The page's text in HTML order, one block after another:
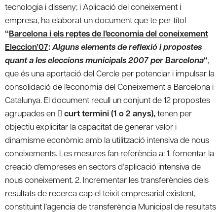
tecnologia i disseny; i Aplicació del coneixement i
empresa, ha elaborat un document que te per títol
“Barcelona i els reptes de l’economia del coneixement
Eleccion’07:Alguns elements de reflexió i propostes
quant a les eleccions municipals 2007 per Barcelona“,
que és una aportació del Cercle per potenciar i impulsar la
consolidació de l’economia del Coneixement a Barcelona i
Catalunya. El document recull un conjunt de 12 propostes
agrupades en  curt termini (1 o 2 anys),tenen per
objectiu explicitar la capacitat de generar valor i
dinamisme econòmic amb la utilització intensiva de nous
coneixements. Les mesures fan referència a:1. fomentar la
creació d’empreses en sectors d’aplicació intensiva de
nous coneixement. 2. Incrementar les transferències dels
resultats de recerca cap el teixit empresarial existent,
constituint l’agencia de transferència Municipal de resultats